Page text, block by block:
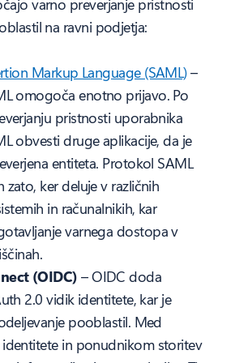
varno preverjanje pristnosti
na ravni podjetja:
Markup Language (SAML)–
omogoča enotno prijavo. Po
pristnosti uporabnika
obvesti druge aplikacije, da je
entiteta. Protokol SAML
zato, ker deluje v različnih
in računalnikih, kar
varnega dostopa v
(OIDC) – OIDC doda
2.0 vidik identitete, kar je
pooblastil. Med
in ponudnikom storitev